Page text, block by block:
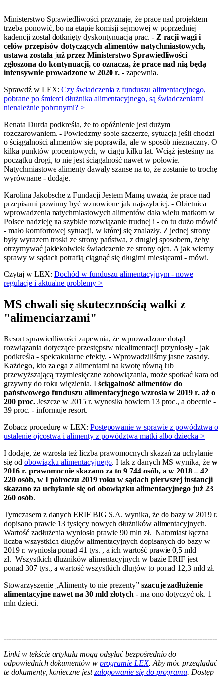
Ministerstwo Sprawiedliwości przyznaje, że prace nad projektem
trzeba ponowić, bo na etapie komisji sejmowej w poprzedniej
kadencji został dotknięty dyskontynuacją prac. - Z racji wagi i
celów przepisów dotyczących alimentów natychmiastowych,
ustawa została już przez Ministerstwo Sprawiedliwości
zgłoszona do kontynuacji, co oznacza, że prace nad nią będą
intensywnie prowadzone w 2020 r. - zapewnia.
Sprawdź w LEX: Czy świadczenia z funduszu alimentacyjnego,
pobrane po śmierci dłużnika alimentacyjnego, są świadczeniami
nienależnie pobranymi? >
Renata Durda podkreśla, że to opóźnienie jest dużym
rozczarowaniem. - Powiedzmy sobie szczerze, sytuacja jeśli chodzi
o ściągalności alimentów się poprawiła, ale w sposób nieznaczny. O
kilka punktów procentowych, w ciągu kilku lat. Wciąż jesteśmy na
początku drogi, to nie jest ściągalność nawet w połowie.
Natychmiastowe alimenty dawały szanse na to, że zostanie to trochę
wyrównane - dodaje.
Karolina Jakobsche z Fundacji Jestem Mamą uważa, że prace nad
przepisami powinny być wznowione jak najszybciej. - Obietnica
wprowadzenia natychmiastowych alimentów dała wielu matkom w
Polsce nadzieję na szybkie rozwiązanie trudnej i - co tu dużo mówić
- mało komfortowej sytuacji, w której się znalazły. Z jednej strony
były wyrazem troski ze strony państwa, z drugiej sposobem, żeby
otrzymywać jakiekolwiek świadczenie ze strony ojca. A jak wiemy
sprawy w sądach potrafią ciągnąć się długimi miesiącami - mówi.
Czytaj w LEX: Dochód w funduszu alimentacyjnym - nowe
regulacje i aktualne problemy >
MS chwali się skutecznością walki z
"alimenciarzami"
Resort sprawiedliwości zapewnia, że wprowadzone dotąd
rozwiązania dotyczące przestępstw niealimentacji przyniosły - jak
podkreśla - spektakularne efekty. - Wprowadziliśmy jasne zasady.
Każdego, kto zalega z alimentami na kwotę równą lub
przewyższającą trzymiesięczne zobowiązania, może spotkać kara od
grzywny do roku więzienia. I ściągalność alimentów do
państwowego funduszu alimentacyjnego wzrosła w 2019 r. aż o
200 proc. Jeszcze w 2015 r. wynosiła bowiem 13 proc., a obecnie -
39 proc. - informuje resort.
Zobacz procedurę w LEX: Postępowanie w sprawie z powództwa o
ustalenie ojcostwa i alimenty z powództwa matki albo dziecka >
I dodaje, że wzrosła też liczba prawomocnych skazań za uchylanie
się od obowiązku alimentacyjnego. I tak z danych MS wynika, że w
2016 r. prawomocnie skazano za to 9 744 osób, a w 2018 – 42
220 osób, w I półroczu 2019 roku w sądach pierwszej instancji
skazano za uchylanie się od obowiązku alimentacyjnego już 23
260 osób.
Tymczasem z danych ERIF BIG S.A. wynika, że do bazy w 2019 r.
dopisano prawie 13 tysięcy nowych dłużników alimentacyjnych.
Wartość zadłużenia wyniosła prawie 90 mln zł. Natomiast łączna
liczba wszystkich długów alimentacyjnych dopisanych do bazy w
2019 r. wyniosła ponad 41 tys. , a ich wartość prawie 0,5 mld
zł. Wszystkich dłużników alimentacyjnych w bazie ERIF jest
ponad 307 tys., a wartość wszystkich długów to ponad 12,3 mld zł.
Stowarzyszenie „Alimenty to nie prezenty” szacuje zadłużenie
alimentacyjne nawet na 30 mld złotych - ma ono dotyczyć ok. 1
mln dzieci.
--------------------------------------------------------------------------------------
Linki w tekście artykułu mogą odsyłać bezpośrednio do
odpowiednich dokumentów w programie LEX. Aby móc przeglądać
te dokumenty, konieczne jestzalogowanie się do programu. Dostęp